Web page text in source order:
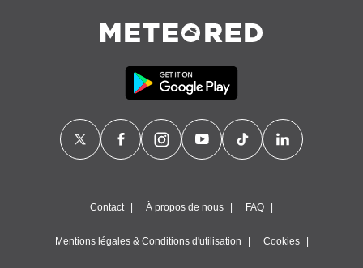
Contact À propos de nous FAQ
Mentions légales & Conditions d'utilisation Cookies